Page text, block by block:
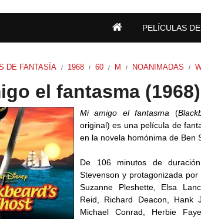
PELÍCULAS
DE FANTASÍA / 1968 / 60 / M / NOANIMADAS /
el fantasma (1968)
Mi amigo el fantasma (
original) es una película de
en la novela homónima de Ben
De 106 minutos de
Stevenson y protagonizada por
Suzanne Pleshette, Elsa
Reid, Richard Deacon, Hank
Michael Conrad, Herbie